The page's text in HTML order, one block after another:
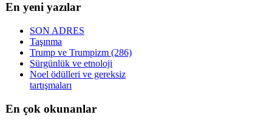
En yeni yazılar
SON ADRES
Taşınma
Trump ve Trumpizm (286)
Sürgünlük ve etnoloji
Noel ödülleri ve gereksiz
tartışmaları
En çok okunanlar